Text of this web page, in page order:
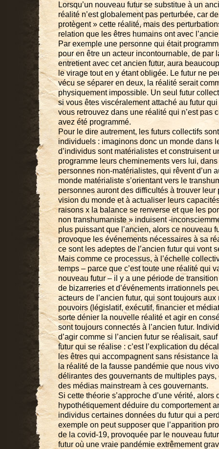
Lorsqu’un nouveau futur se substitue à un
réalité n’est globalement pas perturbée, car
protègent » cette réalité, mais des
relation que les êtres humains ont avec
Par exemple une personne qui était
pour en être un acteur incontournable, de par
entretient avec cet ancien futur, aura
le virage tout en y étant obligée. Le futur ne
vécu se séparer en deux, la réalité serait
physiquement impossible. Un seul futur
si vous êtes viscéralement attaché au futur
vous retrouvez dans une réalité qui n’est pas
avez été programmé.
Pour le dire autrement, les futurs collectifs
individuels : imaginons donc un monde dans
d’individus sont matérialistes et construisent
programme leurs cheminements vers lui,
personnes non-matérialistes, qui rêvent d’un
monde matérialiste s’orientant vers le
personnes auront des difficultés à trouver leur
vision du monde et à actualiser leurs
raisons x la balance se renverse et que les
non transhumaniste » induisent -
plus puissant que l’ancien, alors ce nouveau
provoque les événements nécessaires à sa
ce sont les adeptes de l’ancien futur qui vont
Mais comme ce processus, à l’échelle
temps – parce que c’est toute une réalité qui
nouveau futur – il y a une période de
de bizarreries et d’événements irrationnels
acteurs de l’ancien futur, qui sont toujours
pouvoirs (législatif, exécutif, financier et
sorte dénier la nouvelle réalité et agir en
sont toujours connectés à l’ancien futur.
d’agir comme si l’ancien futur se réalisait,
futur qui se réalise : c’est l’explication du
les êtres qui accompagnent sans résistance
la réalité de la fausse pandémie que nous
délirantes des gouvernants de multiples
des médias mainstream à ces gouvernants.
Si cette théorie s’approche d’une vérité, alors
hypothétiquement déduire du comportement
individus certaines données du futur qui a
exemple on peut supposer que l’apparition
de la covid-19, provoquée par le nouveau
futur où une vraie pandémie extrêmement